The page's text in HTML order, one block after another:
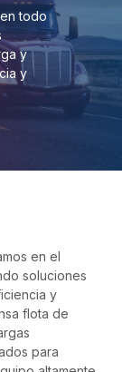
todo
y
y
en el
soluciones
y
flota de
para